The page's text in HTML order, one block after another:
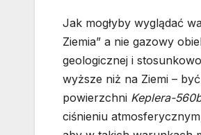
Jak mogłyby wyglądać
Ziemia” a nie gazowy
geologicznej i
wyższe niż na Ziemi –
powierzchni Keplera-
ciśnieniu